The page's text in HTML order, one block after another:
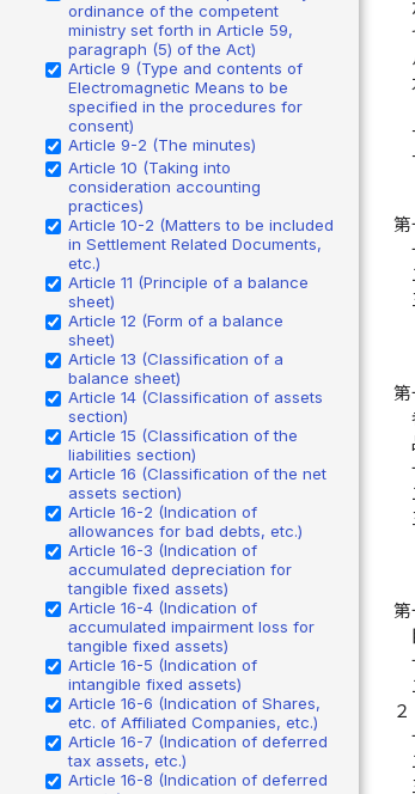
ordinance of the competent
ministry set forth in Article 59,
paragraph (5) of the Act)
Article 9 (Type and contents of
Electromagnetic Means to be
specified in the procedures for
consent)
Article 9-2 (The minutes)
Article 10 (Taking into
consideration accounting
practices)
Article 10-2 (Matters to be included
in Settlement Related Documents,
etc.)
Article 11 (Principle of a balance
sheet)
Article 12 (Form of a balance
sheet)
Article 13 (Classification of a
balance sheet)
Article 14 (Classification of assets
section)
Article 15 (Classification of the
liabilities section)
Article 16 (Classification of the net
assets section)
Article 16-2 (Indication of
allowances for bad debts, etc.)
Article 16-3 (Indication of
accumulated depreciation for
tangible fixed assets)
Article 16-4 (Indication of
accumulated impairment loss for
tangible fixed assets)
Article 16-5 (Indication of
intangible fixed assets)
Article 16-6 (Indication of Shares,
etc. of Affiliated Companies, etc.)
Article 16-7 (Indication of deferred
tax assets, etc.)
Article 16-8 (Indication of deferred
第
第
第
２